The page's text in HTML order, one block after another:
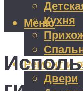
Кухня
Ремонт и
Двери
Меню